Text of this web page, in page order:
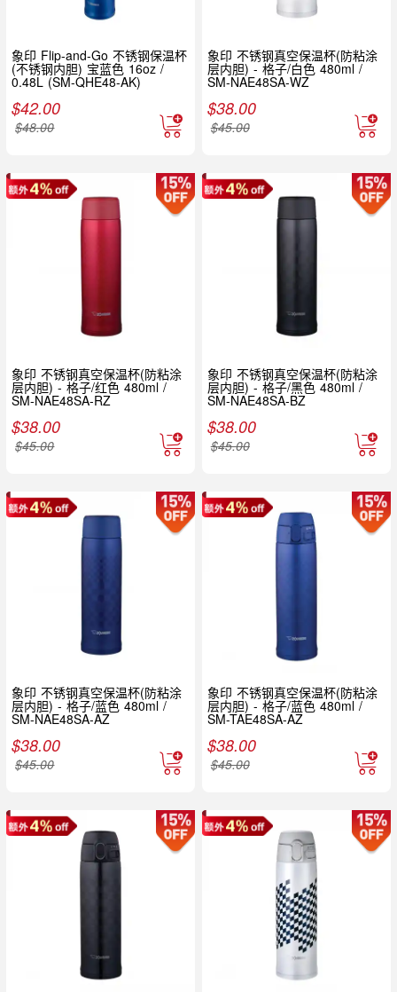
象印 Flip-and-Go 不锈钢保温杯
(不锈钢内胆) 宝蓝色 16oz /
0.48L (SM-QHE48-AK)
$42.00
$48.00
象印 不锈钢真空保温杯(防粘涂
层内胆) - 格子/白色 480ml /
SM-NAE48SA-WZ
$38.00
$45.00
象印 不锈钢真空保温杯(防粘涂
层内胆) - 格子/红色 480ml /
SM-NAE48SA-RZ
$38.00
$45.00
象印 不锈钢真空保温杯(防粘涂
层内胆) - 格子/黑色 480ml /
SM-NAE48SA-BZ
$38.00
$45.00
象印 不锈钢真空保温杯(防粘涂
层内胆) - 格子/蓝色 480ml /
SM-NAE48SA-AZ
$38.00
$45.00
象印 不锈钢真空保温杯(防粘涂
层内胆) - 格子/蓝色 480ml /
SM-TAE48SA-AZ
$38.00
$45.00